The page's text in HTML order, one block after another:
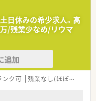
日休みの希少求人。高
/残業少なめ/リウマ
追加
ンク可 残業なし(ほぼなし含む)